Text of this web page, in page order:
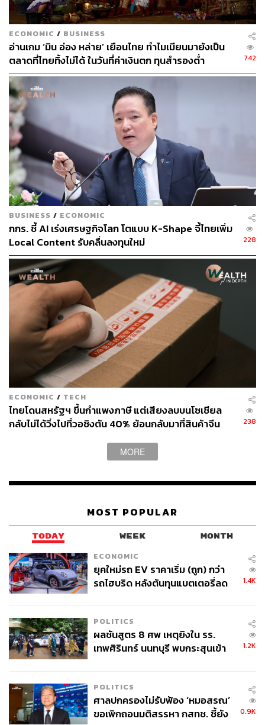
1 8% ในปีนี้
อย่างไรก็ตาม ความพยายามที่ผ่านมายังไม่ประสบความ
สำเร็จเท่าที่ควร เนื่องจากขาดการทำแบบ ‘บิ๊กแบง’ หรือขาด
การบูรณาการความร่วมมือจากทุกภาคส่วน ซึ่งการทำงานที่
ผ่านมายังเป็นในลักษณะต่างคนต่างทำเป็นจุดๆ ไม่มี KPI ร่วม
กัน และยังขาดการมีส่วนร่วมจากภาคเอกชนอย่างจริงจัง
เปิดผลลัพธ์ในต่างประเทศมีกรณีศึกษาที่น่าสนใจ
เกาหลีใต้ หลังวิกฤตการเงินเอเชียปี 1997 ผู้นำตั้งเป้า
ยกเลิกและปรับปรุงกฎหมาย 50% ภายใน 6 เดือน ซึ่ง
ทำได้จริงจากกฎหมายหลักหมื่นฉบับ
โครเอเชีย เพื่อเข้าเป็นสมาชิก EU ในช่วงปี 2009-2011
ได้ตั้งเป้ายกเลิกปรับปรุง 30% ของกฎหมายหลายหมื่น
ฉบับ และทำได้สำเร็จ
เวียดนาม โครงการ ‘Project 30’ หรือใช้ระยะเวลา 30
เดือน หลังเข้าเป็นสมาชิก WTO ปี 2007 ได้ยกเลิก
กระบวนการกว่า 5,700 รายการ 50-60% ซึ่งส่งผลให้
ประเทศเติบโต มีประสิทธิภาพ และสามารถดึงดูด FDI
ได้สำเร็จในช่วงที่ผ่านมา
ทำไมรัฐบาลชุดใหม่ถึงควรผลักดันเรื่องนี้อย่างเร่ง
ด่วน
ดร. ฐิติมา เน้นย้ำว่าการปฏิรูปกฎหมาย คือ Quick Win และ
ลด Cost of Doing Business และเพิ่ม GDP ได้ทันที
บางอย่างไม่ต้องรอแก้กฎหมายระดับสูง สามารถแก้ไข
ในระดับประกาศ หรือกฎกระทรวงที่อยู่ในอำนาจของ
กระทรวงได้เลย
ส่งสัญญาณสร้างความเชื่อมั่นให้กับธุรกิจ เพราะ
เป็นการแก้ปัญหาเชิงโครงสร้างของประเทศ
มีแรงผลักดันทั้งจากภายในและภายนอก นอกจาก
ปัญหาเศรษฐกิจภายใน ประเทศไทยกำลังเข้าเป็น
สมาชิก OECD ซึ่งจะมีการตรวจสอบกฎหมายเพื่อให้
ไม่ใช่เรื่องที่เริ่มจากศูนย์ เรามีการศึกษาและ พ.ร.บ.
Regulatory Impact Analysis ที่ให้หน่วยงานทบทวน
ECONOMIC / BUSINESS
อ่านเกม ‘มิน อ่อง หล่าย’ เยือนไทย ทำไมเมียนมายังเป็น
ตลาดที่ไทยทิ้งไม่ได้ ในวันที่ค่าเงินตก ทุนสำรองต่ำ
742
BUSINESS / ECONOMIC
กกร. ชี้ AI เร่งเศรษฐกิจโลก โตแบบ K-Shape จี้ไทยเพิ่ม
Local Content รับคลื่นลงทุนใหม่
228
ECONOMIC / TECH
ไทยโดนสหรัฐฯ ขึ้นกำแพงภาษี แต่เสียงลบบนโซเชียล
กลับไม่ได้วิ่งไปที่วอชิงตัน 40% ย้อนกลับมาที่สินค้าจีน
238
MORE
MOST POPULAR
TODAY WEEK MONTH
ECONOMIC
ยุคใหม่รถ EV ราคาเริ่ม (ถูก) กว่า
รถไฮบริด หลังต้นทุนแบตเตอรี่ลด
1.4K
POLITICS
ผลชันสูตร 8 ศพ เหตุยิงใน รร.
เทพศิรินทร์ นนทบุรี พบกระสุนเข้า
1.2K
POLITICS
ศาลปกครองไม่รับฟ้อง ‘หมอสรณ’
ขอเพิกถอนมติสรรหา กสทช. ชี้ยัง
0.9K